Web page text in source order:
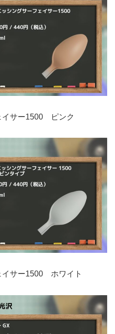
イサー1500 ピンク
イサー1500 ホワイト